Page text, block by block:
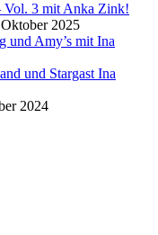
Vol. 3 mit Anka Zink!
2025
und Amy’s mit Ina
und Stargast Ina
2024